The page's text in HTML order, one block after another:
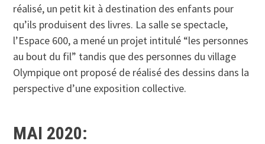
réalisé, un petit kit à destination des enfants pour
qu’ils produisent des livres. La salle se spectacle,
l’Espace 600, a mené un projet intitulé “les personnes
au bout du fil” tandis que des personnes du village
Olympique ont proposé de réalisé des dessins dans la
perspective d’une exposition collective.
MAI 2020: